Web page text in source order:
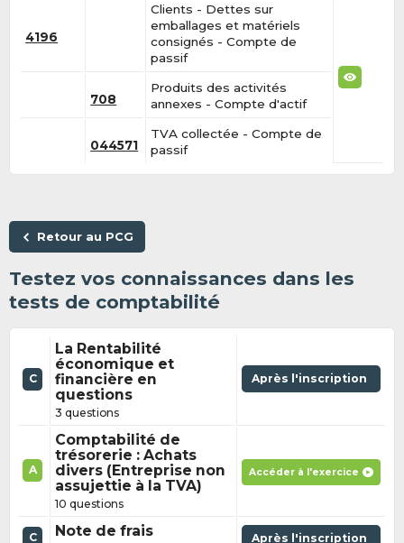
4196
Clients - Dettes sur
emballages et matériels
consignés - Compte de
passif
708
Produits des activités
annexes - Compte d'actif
044571
TVA collectée - Compte de
passif
Retour au PCG
Testez vos connaissances dans les
tests de comptabilité
C
La Rentabilité
économique et
financière en
questions
3 questions
Après l'inscription
A
Comptabilité de
trésorerie : Achats
divers (Entreprise non
assujettie à la TVA)
10 questions
Accéder à l'exercice
C Note de frais Après l'inscription